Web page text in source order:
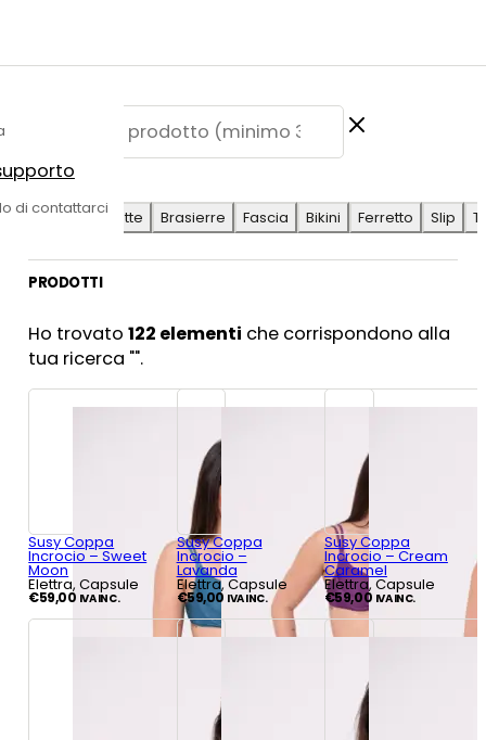
di contattarci
SUGGERITE
Antilope
Coulotte Brasierre Fascia Bikini Ferretto Slip
PRODOTTI
Ho trovato122 elementi che corrispondono alla
tua ricerca "".
Susy Coppa
Incrocio – Sweet
Moon
Elettra, Capsule
€59,00 IVA INC.
Susy Coppa
Incrocio –
Lavanda
Elettra, Capsule
€59,00 IVA INC.
Susy Coppa
Incrocio – Cream
Caramel
Elettra, Capsule
€59,00 IVA INC.